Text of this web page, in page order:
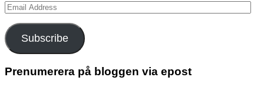
Email
Address
Subscribe
Prenumerera på bloggen via epost